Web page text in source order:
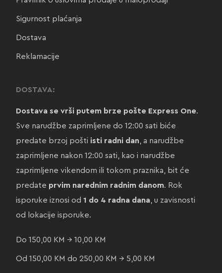
Sigurnost plaćanja
Dostava
Reklamacije
DOSTAVA:
Dostava se vrši putem brze pošte Express One.
Sve narudžbe zaprimljene do 12:00 sati biće
predate brzoj pošti isti radni dan, a narudžbe
zaprimljene nakon 12:00 sati, kao i narudžbe
zaprimljene vikendom ili tokom praznika, bit će
predate prvim narednim radnim danom. Rok
isporuke iznosi od 1 do 4 radna dana, u zavisnosti
od lokacije isporuke.
Do 150,00 KM → 10,00 KM
Od 150,00 KM do 250,00 KM → 5,00 KM